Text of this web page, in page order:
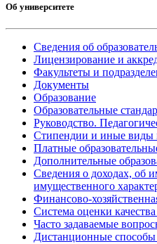
Об университете
Сведения об
Лицензирование и
Факультеты и
Документы
Образование
Образовательные
Руководство.
Стипендии и иные виды
Платные
Дополнительные
Сведения о доходах, об
имущественного
Финансово-
Система оценки
Часто задаваемые
Дистанционные способы